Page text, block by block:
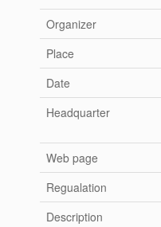
Organizer
Place
Date
Headquarter
Web page
Regualation
Description